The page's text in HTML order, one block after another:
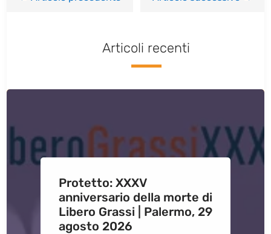
Articoli recenti
Protetto: XXXV
anniversario della morte di
Libero Grassi | Palermo, 29
agosto 2026